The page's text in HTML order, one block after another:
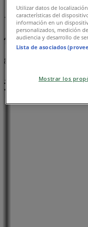
イオン
倹約家のためのトッ
8/12 日まで有効
近くのお店
Utilizar datos de
características del
información en un
personalizados, medición
audiencia y desarrollo de
Lista de asociados
Mostrar los